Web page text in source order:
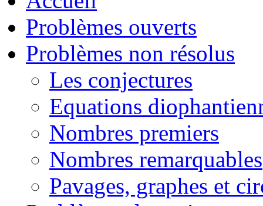
Problèmes ouverts
Problèmes non résolus
Les conjectures
Equations
Nombres premiers
Nombres remarquables
Pavages, graphes et